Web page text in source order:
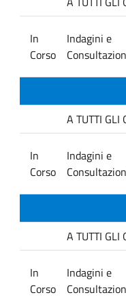
In
Corso
Indagini e
A TUTTI GLI
In
Corso
Indagini e
A TUTTI GLI
In
Corso
Indagini e